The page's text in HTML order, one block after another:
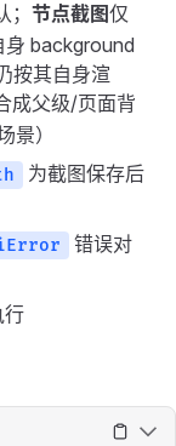
； 节点截图仅
background
按其自身渲
成父级/页面背
景）
为截图保存后
错误对
行